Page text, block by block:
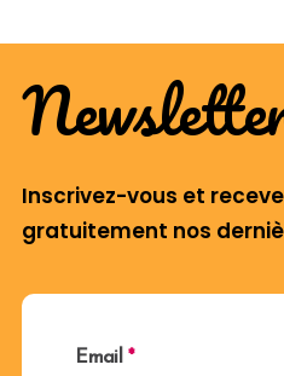
Inscrivez-vous et
gratuitement nos